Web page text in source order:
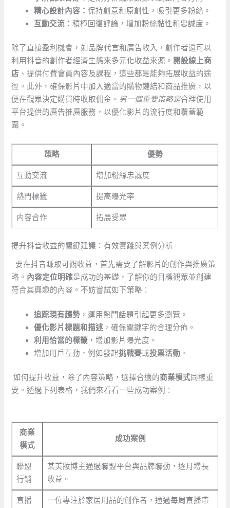
精心設計內容：保持創意和原創性，吸引更多粉絲。
互動交流：積極回復評論，增加粉絲黏性和忠誠度。
除了直接盈利機會，如品牌代言和廣告收入，創作者還可以
利用抖音的創作者經濟生態來多元化收益來源。 開設線上商
店 、提供付費會員內容及課程，這些都是能夠拓展收益的途
徑。此外，確保影片中加入適當的購物鏈結和商品推廣，以
便在觀眾決定購買時收取佣金。 另一個重要策略是合理使用
平台提供的廣告推廣服務，以優化影片的流行度和覆蓋範
圍。
策略 優勢
互動交流 增加粉絲忠誠度
熱門標籤 提高曝光率
内容合作 拓展受眾
提升抖音收益的關鍵建議：有效實踐與案例分析
⁢ ⁢ 要在抖音賺取可觀收益，首先需要了解影片的創作與推廣策
略。 內容定位明確是成功的基礎，了解你的目標觀眾並創建
符合其興趣的內容。不妨嘗試如下策略：
追踪現有趨勢 ，運用熱門話題引起更多瀏覽。
優化影片標題和描述 ，確保關鍵字的合理分佈。
利用恰當的標籤 ，增加影片曝光度。
增加用戶互動，例如發起挑戰賽或投票活動 。
‌ 如何提升收益，除了內容策略，選擇合適的商業模式同樣重
要。透過下列表格，我們來看看一些成功案例：
商業
模式
成功案例
聯盟
行銷
某美妝博主通過聯盟平台與品牌聯動，逐月增長
收益。
直播
一位專注於家居用品的創作者，通過每周直播帶